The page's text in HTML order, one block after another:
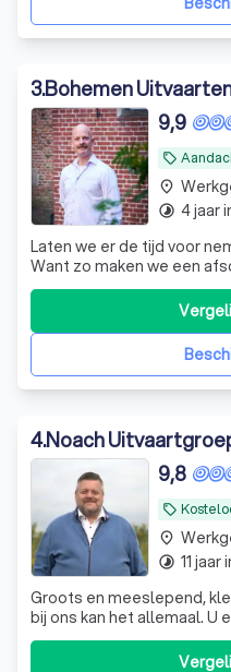
3.Bohemen
local_offer
9,9
Laten we er de tijd voor
Want zo maken we een
place
timelapse 4 jaar
4.Noach
local_offer
9,8
Groots en meeslepend,
bij ons kan het allemaal. U
wensen aan, wij staan u bij
expertise is groot in binnen
place
timelapse 11 jaar